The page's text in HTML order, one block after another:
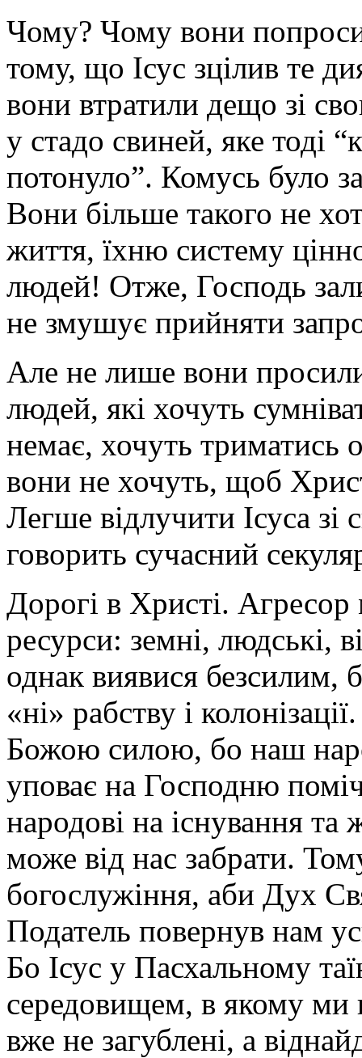
Чому? Чому вони
тому, що Ісус зцілив те
вони втратили дещо зі
у стадо свиней, яке тоді
потонуло”. Комусь було
Вони більше такого не
життя, їхню систему
людей! Отже, Господь
не змушує прийняти
Але не лише вони просили
людей, які хочуть
немає, хочуть триматись
вони не хочуть, щоб
Легше відлучити Ісуса зі
говорить сучасний
Дорогі в Христі. Агресор
ресурси: земні, людські,
однак виявися безсилим,
«ні» рабству і
Божою силою, бо наш
уповає на Господню
народові на існування та
може від нас забрати.
богослужіння, аби Дух
Податель повернув нам
Бо Ісус у Пасхальному
середовищем, в якому
вже не загублені, а